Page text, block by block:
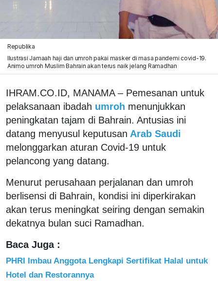
Republika
Ilustrasi Jamaah haji dan umroh pakai masker di masa pandemi covid-19.
Animo umroh Muslim Bahrain akan terus naik jelang Ramadhan
IHRAM.CO.ID, MANAMA – Pemesanan untuk
pelaksanaan ibadah umroh menunjukkan
peningkatan tajam di Bahrain. Antusias ini
datang menyusul keputusan Arab Saudi
melonggarkan aturan Covid-19 untuk
pelancong yang datang.
Menurut perusahaan perjalanan dan umroh
berlisensi di Bahrain, kondisi ini diperkirakan
akan terus meningkat seiring dengan semakin
dekatnya bulan suci Ramadhan.
Baca Juga :
PHRI Imbau Anggota Lengkapi Sertifikat Halal untuk
Hotel dan Restorannya